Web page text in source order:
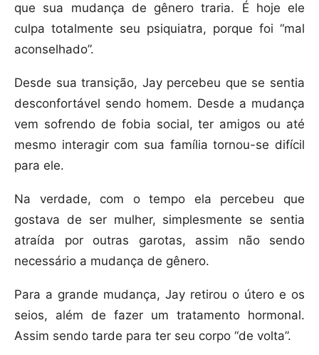
que sua mudança de gênero traria. É hoje ele
culpa totalmente seu psiquiatra, porque foi “mal
aconselhado”.
Desde sua transição, Jay percebeu que se sentia
desconfortável sendo homem. Desde a mudança
vem sofrendo de fobia social, ter amigos ou até
mesmo interagir com sua família tornou-se difícil
para ele.
Na verdade, com o tempo ela percebeu que
gostava de ser mulher, simplesmente se sentia
atraída por outras garotas, assim não sendo
necessário a mudança de gênero.
Para a grande mudança, Jay retirou o útero e os
seios, além de fazer um tratamento hormonal.
Assim sendo tarde para ter seu corpo “de volta”.